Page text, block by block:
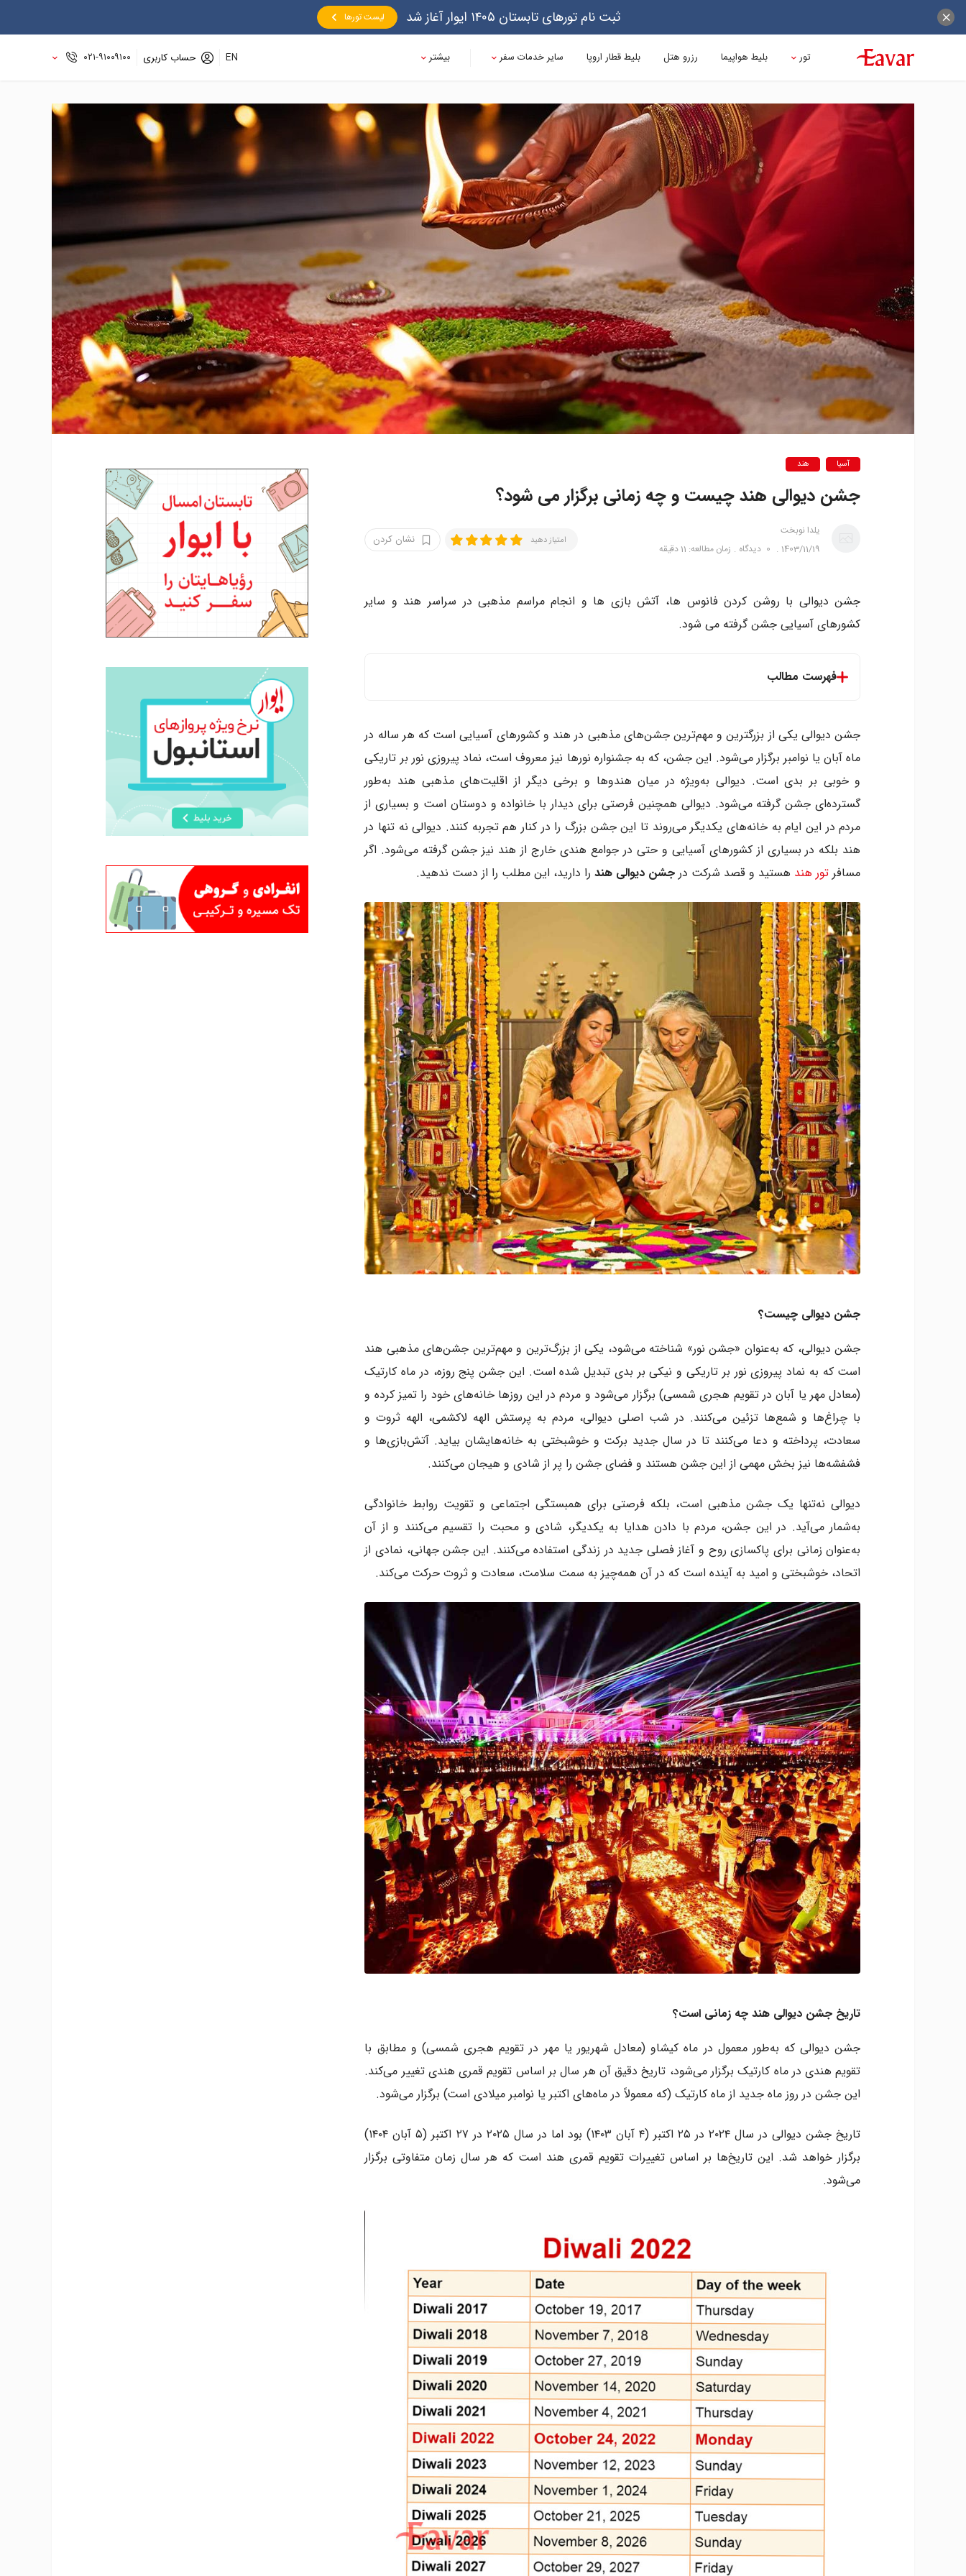
ثبت نام تورهای تابستان ۱۴۰۵ ایوار آغاز شد لیست تورها
تور بلیط هواپیما رزرو هتل بلیط قطار اروپا سایر خدمات سفر بیشتر EN حساب کاربری ۰۲۱-۹۱۰۰۹۱۰۰
آسیا هند
جشن دیوالی هند چیست و چه زمانی برگزار می شود؟
یلدا نوبخت
1403/11/19
0 دیدگاه زمان مطالعه: 11 دقیقه
امتیاز دهید نشان کردن
جشن دیوالی با روشن کردن فانوس ها، آتش بازی ها و انجام مراسم مذهبی در سراسر هند و سایر
کشورهای آسیایی جشن گرفته می شود.
فهرست مطالب
تاریخ جشن دیوالی هند چه زمانی است؟
جشن دیوالی چگونه اجرا می شود؟
روز اول، دواولی
روز دوم، نِروَدیا
روز سوم، دیوالی
روز چهارم، گودرین
روز پنجم، بهی دوج
دیوالی در کجا جشن گرفته می شود؟
بهترین مکان ها در هند برای جشن دیوالی
غذاهای جشن دیوالی
جشن دیوالی و افسانه های متعدد
حقایقی درباره جشن دیوالی
جشن دیوالی یکی از بزرگترین و مهم‌ترین جشن‌های مذهبی در هند و کشورهای آسیایی است که هر ساله در
ماه آبان یا نوامبر برگزار می‌شود. این جشن، که به جشنواره نورها نیز معروف است، نماد پیروزی نور بر تاریکی
و خوبی بر بدی است. دیوالی به‌ویژه در میان هندوها و برخی دیگر از اقلیت‌های مذهبی هند به‌طور
گسترده‌ای جشن گرفته می‌شود. دیوالی همچنین فرصتی برای دیدار با خانواده و دوستان است و بسیاری از
مردم در این ایام به خانه‌های یکدیگر می‌روند تا این جشن بزرگ را در کنار هم تجربه کنند. دیوالی نه تنها در
هند بلکه در بسیاری از کشورهای آسیایی و حتی در جوامع هندی خارج از هند نیز جشن گرفته می‌شود. اگر
مسافر تور هند هستید و قصد شرکت در جشن دیوالی هندرا دارید، این مطلب را از دست ندهید.
جشن دیوالی چیست؟
جشن دیوالی، که به‌عنوان «جشن نور» شناخته می‌شود، یکی از بزرگ‌ترین و مهم‌ترین جشن‌های مذهبی هند
است که به نماد پیروزی نور بر تاریکی و نیکی بر بدی تبدیل شده است. این جشن پنج روزه، در ماه کارتیک
(معادل مهر یا آبان در تقویم هجری شمسی) برگزار می‌شود و مردم در این روزها خانه‌های خود را تمیز کرده و
با چراغ‌ها و شمع‌ها تزئین می‌کنند. در شب اصلی دیوالی، مردم به پرستش الهه لاکشمی، الهه ثروت و
سعادت، پرداخته و دعا می‌کنند تا در سال جدید برکت و خوشبختی به خانه‌هایشان بیاید. آتش‌بازی‌ها و
فشفشه‌ها نیز بخش مهمی از این جشن هستند و فضای جشن را پر از شادی و هیجان می‌کنند.
دیوالی نه‌تنها یک جشن مذهبی است، بلکه فرصتی برای همبستگی اجتماعی و تقویت روابط خانوادگی
به‌شمار می‌آید. در این جشن، مردم با دادن هدایا به یکدیگر، شادی و محبت را تقسیم می‌کنند و از آن
به‌عنوان زمانی برای پاکسازی روح و آغاز فصلی جدید در زندگی استفاده می‌کنند. این جشن جهانی، نمادی از
اتحاد، خوشبختی و امید به آینده است که در آن همه‌چیز به سمت سلامت، سعادت و ثروت حرکت می‌کند.
تاریخ جشن دیوالی هند چه زمانی است؟
جشن دیوالی که به‌طور معمول در ماه کیشاو (معادل شهریور یا مهر در تقویم هجری شمسی) و مطابق با
تقویم هندی در ماه کارتیک برگزار می‌شود، تاریخ دقیق آن هر سال بر اساس تقویم قمری هندی تغییر می‌کند.
این جشن در روز ماه جدید از ماه کارتیک (که معمولاً در ماه‌های اکتبر یا نوامبر میلادی است) برگزار می‌شود.
تاریخ جشن دیوالی در سال ۲۰۲۴ در ۲۵ اکتبر (۴ آبان ۱۴۰۳) بود اما در سال ۲۰۲۵ در ۲۷ اکتبر (۵ آبان ۱۴۰۴)
برگزار خواهد شد. این تاریخ‌ها بر اساس تغییرات تقویم قمری هند است که هر سال زمان متفاوتی برگزار
می‌شود.